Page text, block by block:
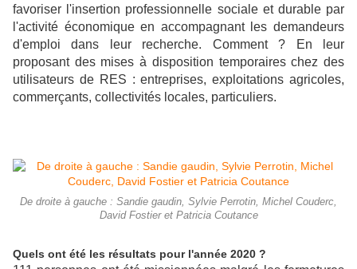
favoriser l'insertion professionnelle sociale et durable par
l'activité économique en accompagnant les demandeurs
d'emploi dans leur recherche. Comment ? En leur
proposant des mises à disposition temporaires chez des
utilisateurs de RES : entreprises, exploitations agricoles,
commerçants, collectivités locales, particuliers.
De droite à gauche : Sandie gaudin, Sylvie Perrotin, Michel Couderc,
David Fostier et Patricia Coutance
Quels ont été les résultats pour l'année 2020 ?